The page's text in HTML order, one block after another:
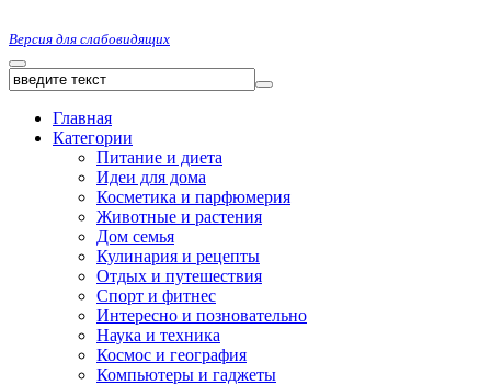
Версия для слабовидящих
Главная
Категории
Питание и диета
Идеи для дома
Косметика и парфюмерия
Животные и растения
Дом семья
Кулинария и рецепты
Отдых и путешествия
Спорт и фитнес
Интересно и позновательно
Наука и техника
Космос и география
Компьютеры и гаджеты